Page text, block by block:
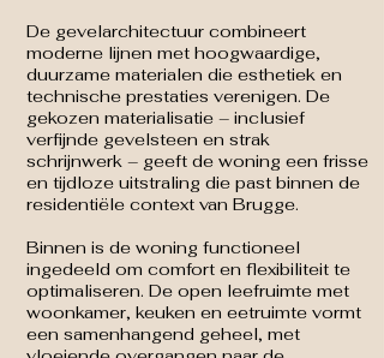
De gevelarchitectuur combineert
moderne lijnen met hoogwaardige,
duurzame materialen die esthetiek en
technische prestaties verenigen. De
gekozen materialisatie – inclusief
verfijnde gevelsteen en strak
schrijnwerk – geeft de woning een frisse
en tijdloze uitstraling die past binnen de
residentiële context van Brugge.
Binnen is de woning functioneel
ingedeeld om comfort en flexibiliteit te
optimaliseren. De open leefruimte met
woonkamer, keuken en eetruimte vormt
een samenhangend geheel, met